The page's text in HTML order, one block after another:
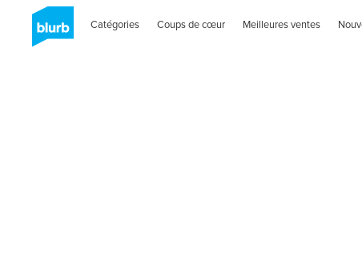
Catégories Coups de cœur Meilleures ventes